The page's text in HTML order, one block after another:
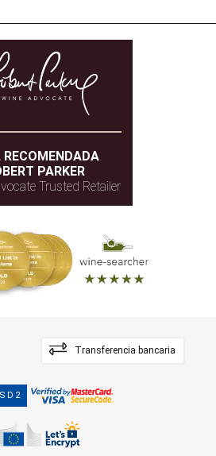
RECOMENDADA
PARKER
Trusted Retailer
Transferencia bancaria